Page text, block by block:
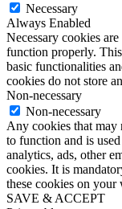
Necessary
Always Enabled
Necessary cookies
function properly.
basic functionalities
cookies do not store
Non-necessary
Non-necessary
Any cookies that may
to function and is
analytics, ads, other
cookies. It is
these cookies on your
SAVE & ACCEPT